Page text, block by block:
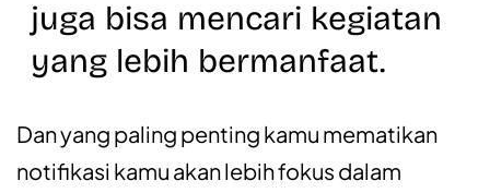
juga bisa mencari kegiatan
yang lebih bermanfaat.
Dan yang paling penting kamu mematikan
notifikasi kamu akan lebih fokus dalam